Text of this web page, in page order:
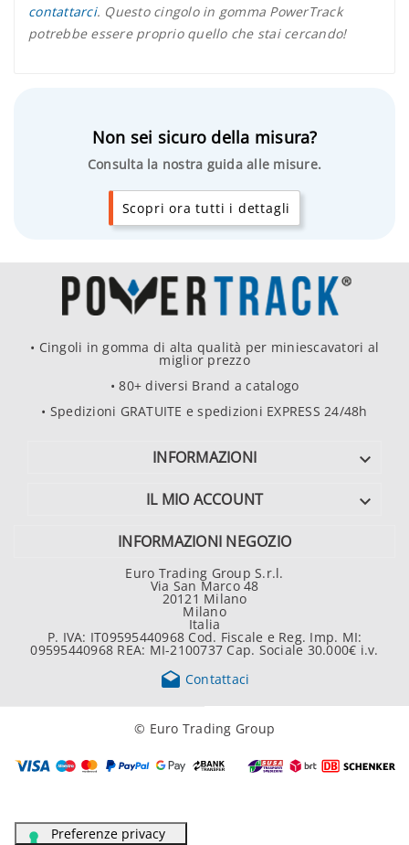
contattarci. Questo cingolo in gomma PowerTrack
potrebbe essere proprio quello che stai cercando!
Non sei sicuro della misura?
Consulta la nostra guida alle misure.
Scopri ora tutti i dettagli
• Cingoli in gomma di alta qualità per miniescavatori al
miglior prezzo
• 80+ diversi Brand a catalogo
• Spedizioni GRATUITE e spedizioni EXPRESS 24/48h
INFORMAZIONI 
IL MIO ACCOUNT 
INFORMAZIONI NEGOZIO
Euro Trading Group S.r.l.
Via San Marco 48
20121 Milano
Milano
Italia
P. IVA: IT09595440968 Cod. Fiscale e Reg. Imp. MI:
09595440968 REA: MI-2100737 Cap. Sociale 30.000€ i.v.
 Contattaci
© Euro Trading Group